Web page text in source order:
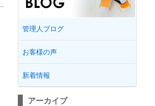
管理人ブログ
お客様の声
新着情報
アーカイブ